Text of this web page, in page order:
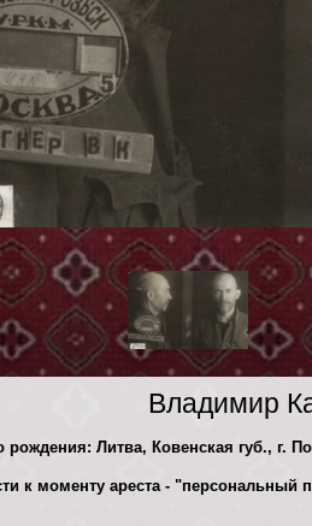
Владимир
рождения: Литва, Ковенская губ., г.
к моменту ареста -